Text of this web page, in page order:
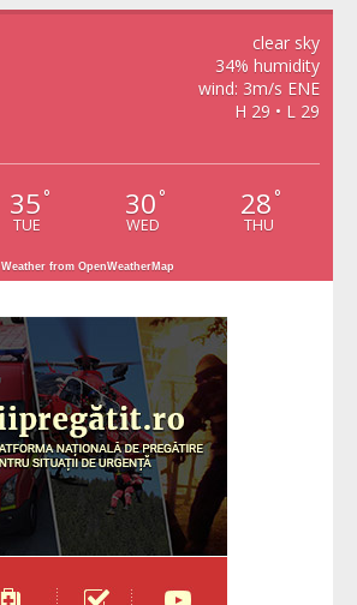
clear sky
34% humidity
wind: 3m/s ENE
H 29 • L 29
35 °
TUE
30 °
WED
28 °
THU
Weather from OpenWeatherMap